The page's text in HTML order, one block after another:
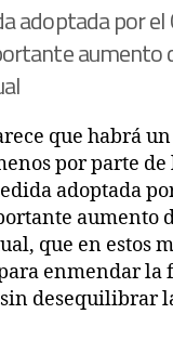
adoptada por el
aumento
que habrá
por parte de
adoptada
aumento
que en estos
enmendar la
desequilibrar